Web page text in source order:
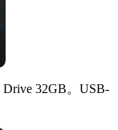
32GB。USB-